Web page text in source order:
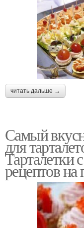
читать дальше →
Самый
для
Тарталетки
рецептов